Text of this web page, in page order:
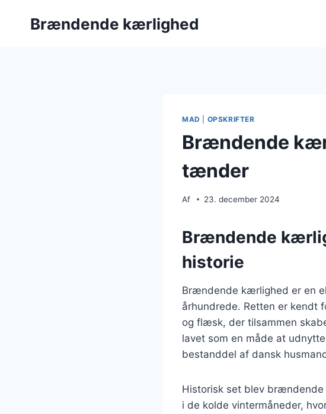
Brændende kærlighed
MAD OPSKRIFTER
Brændende
tænder
Af 23. december 2024
Brændende
historie
Brændende kærlighed er en
århundrede. Retten er kendt
og flæsk, der tilsammen
lavet som en måde at
bestanddel af dansk
Historisk set blev
i de kolde vintermåneder,